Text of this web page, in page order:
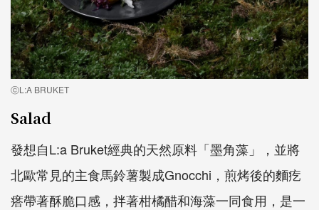
ⓒL:A BRUKET
Salad
發想自L:a Bruket經典的天然原料「墨角藻」，並將
北歐常見的主食馬鈴薯製成Gnocchi，煎烤後的麵疙
瘩帶著酥脆口感，拌著柑橘醋和海藻一同食用，是一